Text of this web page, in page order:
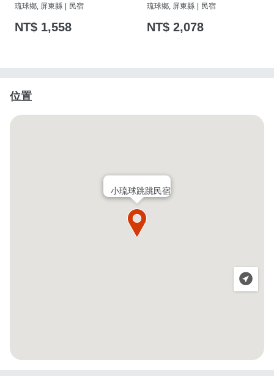
琉球鄉, 屏東縣 | 民宿
NT$ 1,558
琉球鄉, 屏東縣 | 民宿
NT$ 2,078
位置
小琉球跳跳民宿